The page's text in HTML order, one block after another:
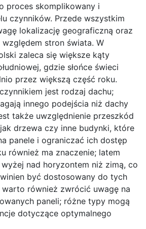
proces skomplikowany i
czynników. Przede wszystkim
lokalizację geograficzną oraz
stron świata. W
zaleca się większe kąty
gdzie słońce świeci
przez większą część roku.
jest rodzaj dachu;
innego podejścia niż dachy
także uwzględnienie przeszkód
drzewa czy inne budynki, które
panele i ograniczać ich dostęp
również ma znaczenie; latem
wyżej nad horyzontem niż zimą, co
być dostosowany do tych
warto również zwrócić uwagę na
paneli; różne typy mogą
dotyczące optymalnego